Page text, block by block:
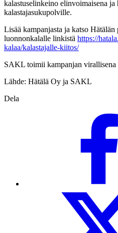
kalastuselinkeino elinvoimaisena
kalastajasukupolville.
Lisää kampanjasta ja katso
luonnonkalalle linkistä https://
kalaa/kalastajalle-kiitos/
SAKL toimii kampanjan virallisena
Lähde: Hätälä Oy ja SAKL
Dela